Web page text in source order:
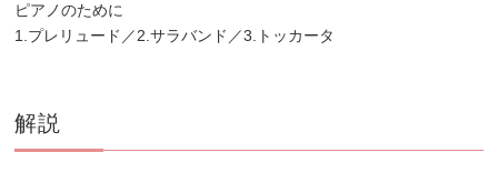
ピアノのために
1.プレリュード／2.サラバンド／3.トッカータ
解説